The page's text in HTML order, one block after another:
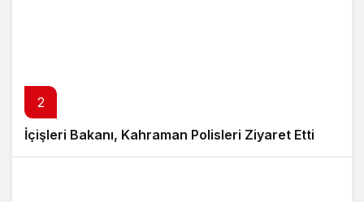
2
İçişleri Bakanı, Kahraman Polisleri Ziyaret Etti